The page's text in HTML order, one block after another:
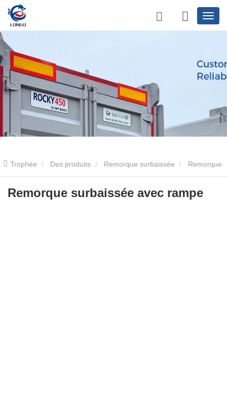
Trophée Des produits Remorque surbaissée Remorque
surbaissée à 3 essieux Remorque surbaissée avec rampe
Remorque surbaissée avec rampe